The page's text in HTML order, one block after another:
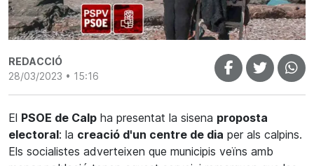
REDACCIÓ
28/03/2023 • 15:16
El PSOE de Calp ha presentat la sisena proposta
electoral: la creació d'un centre de dia per als calpins.
Els socialistes adverteixen que municipis veïns amb